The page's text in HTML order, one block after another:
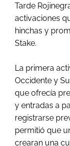
Tarde
activaciones
hinchas y
Stake.
La primera
Occidente y
que ofrecía
y entradas a
registrarse
permitió que
crearan una